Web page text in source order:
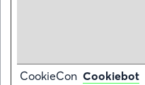
CookieCon Cookiebot